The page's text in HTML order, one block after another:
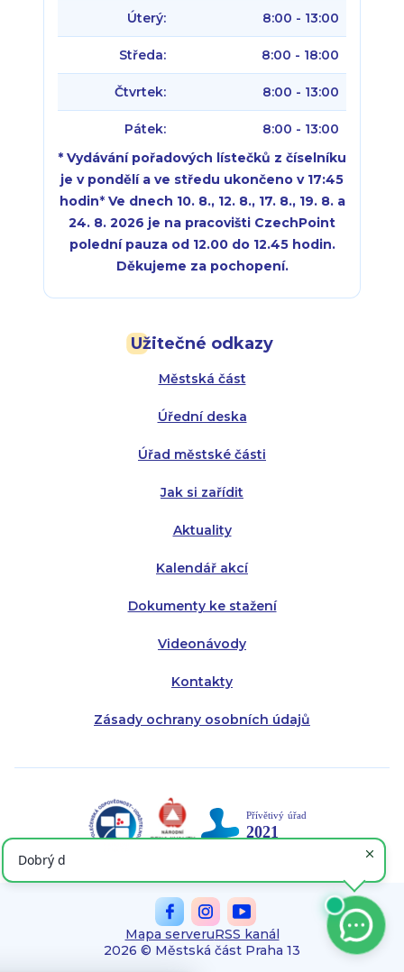
Užitečné odkazy
Městská část
Úřední deska
Úřad městské části
Jak si zařídit
Aktuality
Kalendář akcí
Dokumenty ke stažení
Videonávody
Kontakty
Zásady ochrany osobních údajů
Úterý: 8:00 - 13:00
Středa: 8:00 - 18:00
Čtvrtek: 8:00 - 13:00
Pátek:
8:00 - 13:00
* Vydávání pořadových lístečků z číselníku
je v pondělí a ve středu ukončeno v 17:45
hodin* Ve dnech 10. 8., 12. 8., 17. 8., 19. 8. a
24. 8. 2026 je na pracovišti CzechPoint
polední pauza od 12.00 do 12.45 hodin.
Děkujeme za pochopení.
Úterý:
Středa:
Čtvrtek:
Pátek:
Úterý:
Středa:
Čtvrtek:
2026 © Městská část Praha 13
Mapa serveruRSS kanál